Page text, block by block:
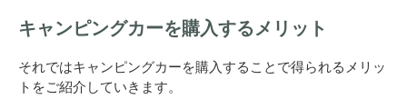
キャンピングカーを購入するメリット
それではキャンピングカーを購入することで得られるメリッ
トをご紹介していきます。